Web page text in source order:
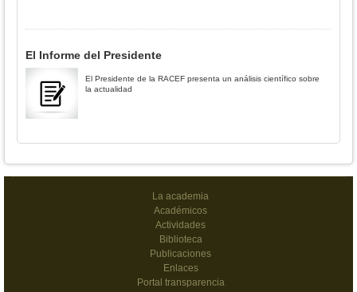
El Informe del Presidente
El Presidente de la RACEF presenta un análisis científico sobre
la actualidad
La academia
Académicos
Actividades
Biblioteca
Publicaciones
Enlaces
Portal transparencia